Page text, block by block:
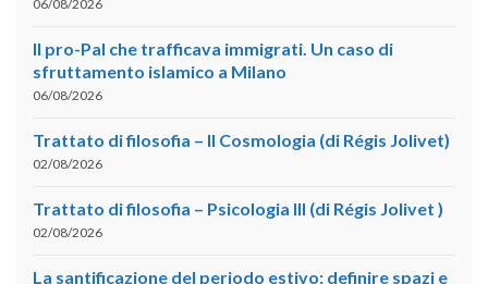
06/08/2026
Il pro-Pal che trafficava immigrati. Un caso di
sfruttamento islamico a Milano
06/08/2026
Trattato di filosofia – II Cosmologia (di Régis Jolivet)
02/08/2026
Trattato di filosofia – Psicologia III (di Régis Jolivet )
02/08/2026
La santificazione del periodo estivo: definire spazi e